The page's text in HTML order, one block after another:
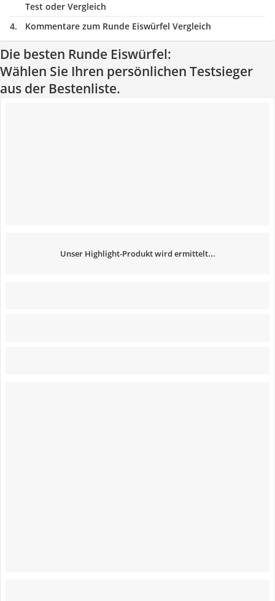
Test oder Vergleich
Kommentare zum Runde Eiswürfel Vergleich
Die besten Runde Eiswürfel:
Wählen Sie Ihren persönlichen Testsieger
aus der Bestenliste.
Unser Highlight-Produkt wird ermittelt...